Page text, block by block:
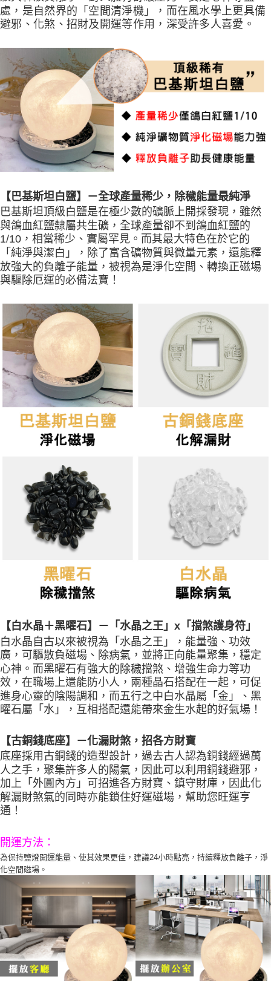
處，是自然界的「空間清淨機」，而在風水學上更具備
避邪、化煞、招財及開運等作用，深受許多人喜愛。
【巴基斯坦白鹽】－全球產量稀少，除穢能量最純淨
巴基斯坦頂級白鹽是在極少數的礦脈上開採發現，雖然
與鴿血紅鹽隸屬共生礦，全球產量卻不到鴿血紅鹽的
1/10，相當稀少、實屬罕見。而其最大特色在於它的
「純淨與潔白」，除了富含礦物質與微量元素，還能釋
放強大的負離子能量，被視為是淨化空間、轉換正磁場
與驅除厄運的必備法寶！
【白水晶＋黑曜石】－「水晶之王」x「擋煞護身符」
白水晶自古以來被視為「水晶之王」，能量強、功效
廣，可驅散負磁場、除病氣，並將正向能量聚集，穩定
心神。而黑曜石有強大的除穢擋煞、增強生命力等功
效，在職場上還能防小人，兩種晶石搭配在一起，可促
進身心靈的陰陽調和，而五行之中白水晶屬「金」、黑
曜石屬「水」，互相搭配還能帶來金生水起的好氣場！
【古銅錢底座】－化漏財煞，招各方財寶
底座採用古銅錢的造型設計，過去古人認為銅錢經過萬
人之手，聚集許多人的陽氣，因此可以利用銅錢避邪，
加上「外圓內方」可招進各方財寶、鎮守財庫，因此化
解漏財煞氣的同時亦能鎖住好運磁場，幫助您旺運亨
通！
開運方法：
為保持鹽燈開運能量、使其效果更佳，建議24小時點亮，持續釋放負離子，淨
化空間磁場。